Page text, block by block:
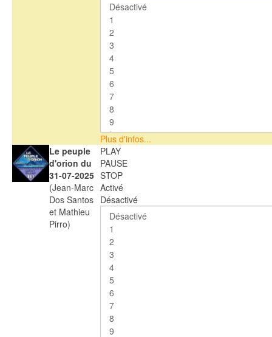
Plus d'infos...
Le peuple
d'orion du
31-07-2025
(Jean-Marc
Dos Santos
et Mathieu
Pirro)
PLAY
PAUSE
STOP
Activé
Désactivé